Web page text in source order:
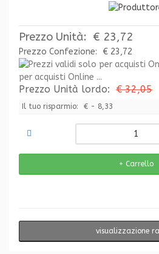
Prezzo Unità: € 23,72
Prezzo Confezione:
€ 23,72
per acquisti Online ...
Prezzo Unità lordo: € 32,05
Il tuo risparmio: € - 8,33
visualizzazione